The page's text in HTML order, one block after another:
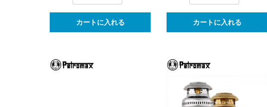
カートに入れる カートに入れる